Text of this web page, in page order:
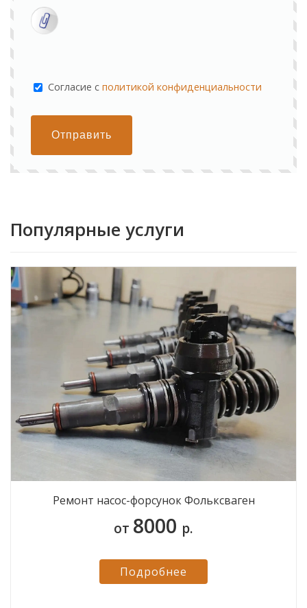
Cогласие сполитикой конфиденциальности
Отправить
Популярные услуги
Ремонт насос-форсунок Фольксваген
от 8000 р.
Подробнее